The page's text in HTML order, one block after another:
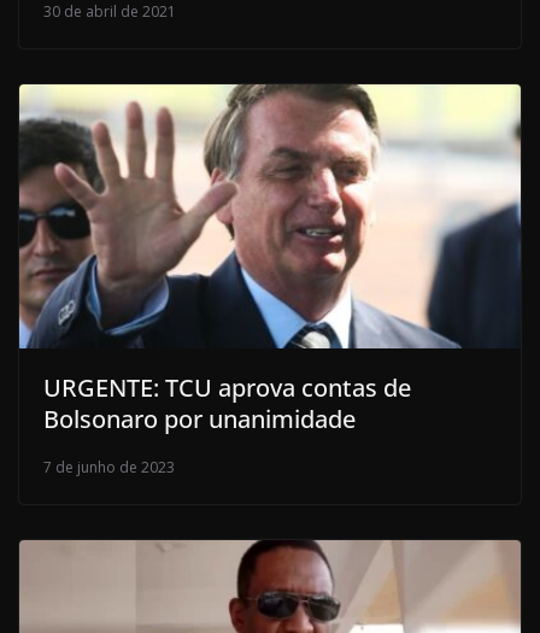
30 de abril de 2021
URGENTE: TCU aprova contas de
Bolsonaro por unanimidade
7 de junho de 2023